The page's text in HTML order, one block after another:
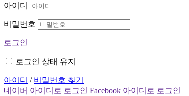
아이디
비밀번호
로그인
로그인 상태 유지
아이디 / 비밀번호 찾기
네이버 아이디로 로그인 Facebook 아이디로 로그인